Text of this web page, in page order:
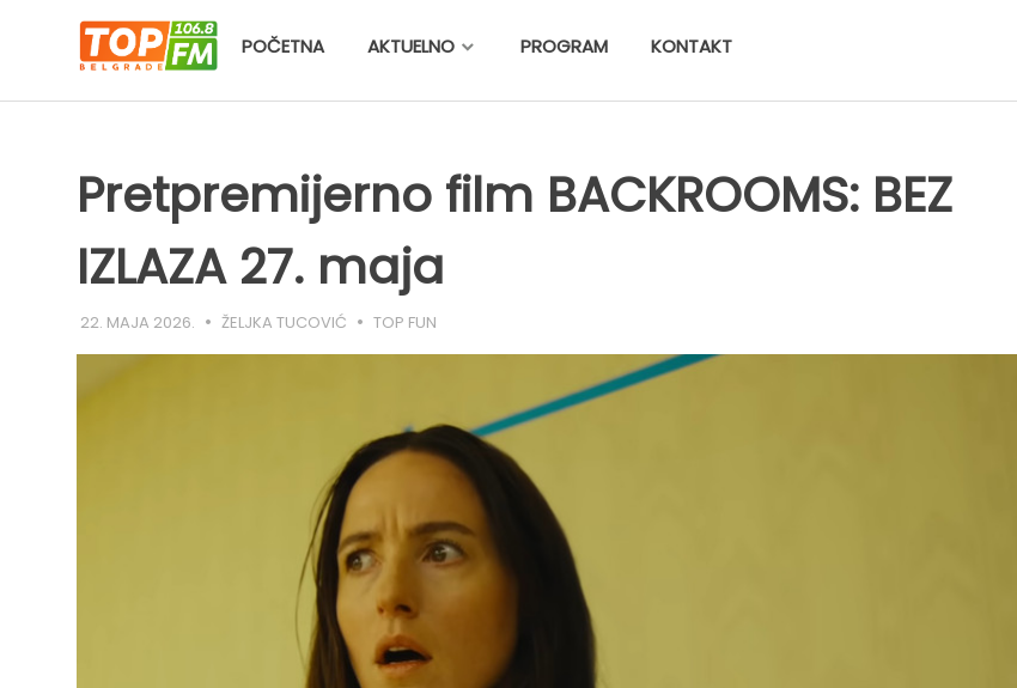
POČETNA AKTUELNO PROGRAM KONTAKT
Pretpremijerno film BACKROOMS: BEZ
IZLAZA 27. maja
22. MAJA 2026. ŽELJKA TUCOVIĆ TOP FUN